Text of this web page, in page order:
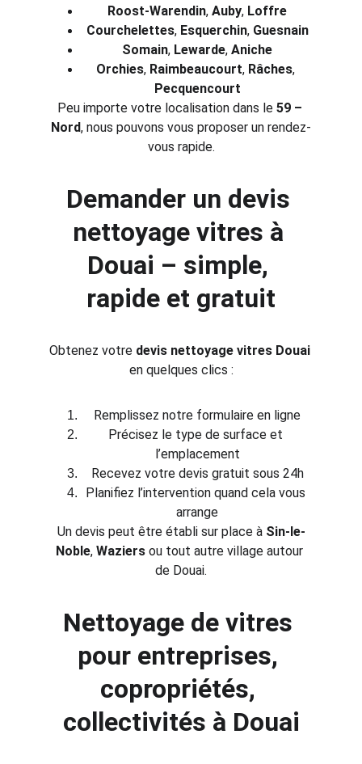
Roost-Warendin, Auby, Loffre
Courchelettes, Esquerchin, Guesnain
Somain, Lewarde, Aniche
Orchies, Raimbeaucourt, Râches,
Pecquencourt
Peu importe votre localisation dans le 59 –
Nord, nous pouvons vous proposer un rendez-
vous rapide.
Demander un devis
nettoyage vitres à
Douai – simple,
rapide et gratuit
Obtenez votre devis nettoyage vitres Douai
en quelques clics :
Remplissez notre formulaire en ligne
Précisez le type de surface et
l’emplacement
Recevez votre devis gratuit sous 24h
Planifiez l’intervention quand cela vous
arrange
Un devis peut être établi sur place à Sin-le-
Noble, Waziers ou tout autre village autour
de Douai.
Nettoyage de vitres
pour entreprises,
copropriétés,
collectivités à Douai